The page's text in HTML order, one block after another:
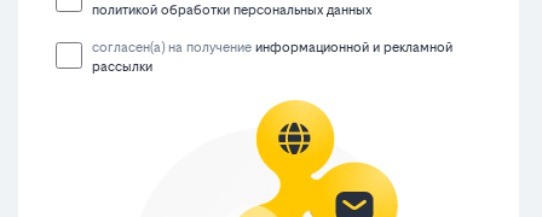
политикой обработки персональных данных
согласен(а) на получениеинформационной и рекламной
рассылки